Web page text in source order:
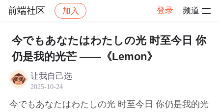
前端社区 加入 登录 频道
社区 前端社区 感慨 帖子详情
今でもあなたはわたしの光 时至今日 你
仍是我的光芒 ——《Lemon》
让我自己选
2025-10-24
今でもあなたはわたしの光 时至今日 你仍是我的光